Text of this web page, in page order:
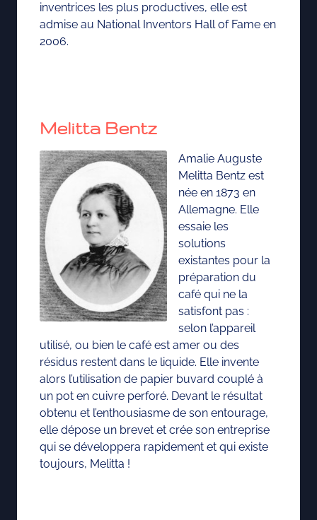
inventrices les plus productives, elle est
admise au National Inventors Hall of Fame en
2006.
Melitta Bentz
Amalie Auguste
Melitta Bentz est
née en 1873 en
Allemagne. Elle
essaie les
solutions
existantes pour la
préparation du
café qui ne la
satisfont pas :
selon l’appareil
utilisé, ou bien le café est amer ou des
résidus restent dans le liquide. Elle invente
alors l’utilisation de papier buvard couplé à
un pot en cuivre perforé. Devant le résultat
obtenu et l’enthousiasme de son entourage,
elle dépose un brevet et crée son entreprise
qui se développera rapidement et qui existe
toujours, Melitta !